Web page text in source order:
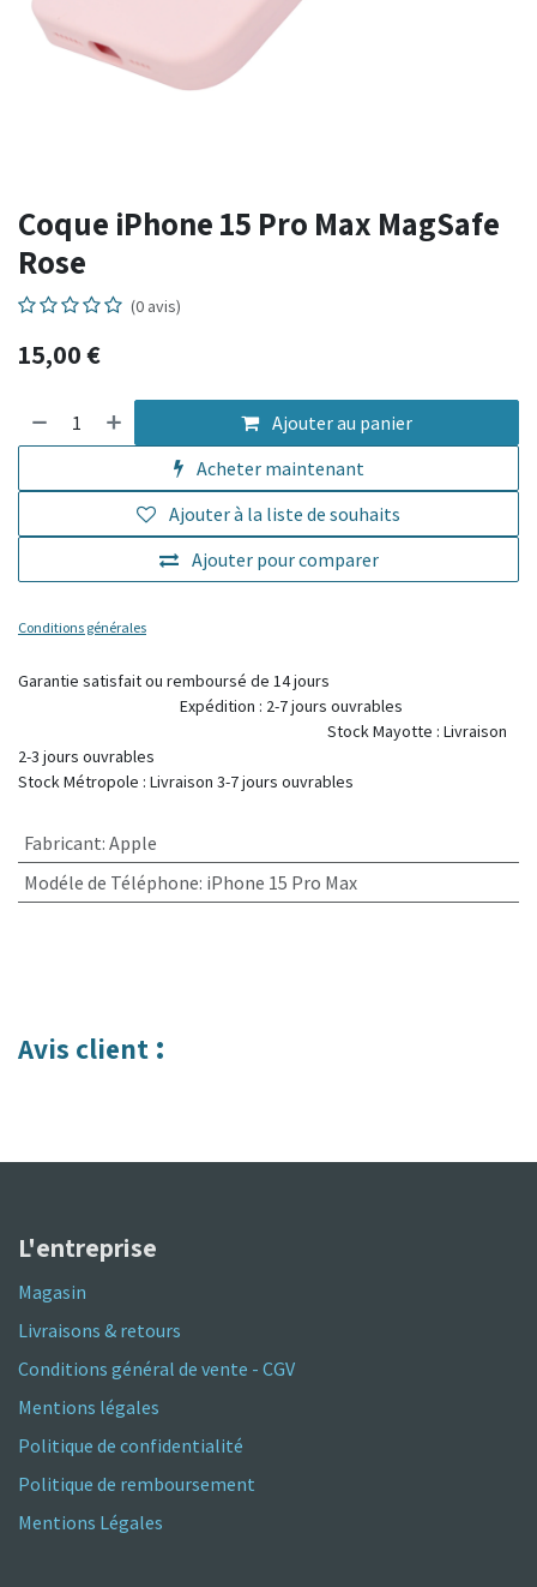
Coque iPhone 15 Pro Max MagSafe
Rose
(0 avis)
15,00€
Ajouter au panier
Acheter maintenant
Ajouter pour comparer
Ajouter à la liste de souhaits
Conditions générales
Garantie satisfait ou remboursé de 14 jours
Expédition : 2-7 jours ouvrables
Stock Mayotte : Livraison
2-3 jours ouvrables
Stock Métropole : Livraison 3-7 jours ouvrables
Fabricant: Apple
Modéle de Téléphone: iPhone 15 Pro Max
Avis client :
L'entreprise
Magasin
Livraisons & retours
Conditions général de vente - CGV
Mentions légales
Politique de confidentialité
Politique de remboursement
Mentions Légales